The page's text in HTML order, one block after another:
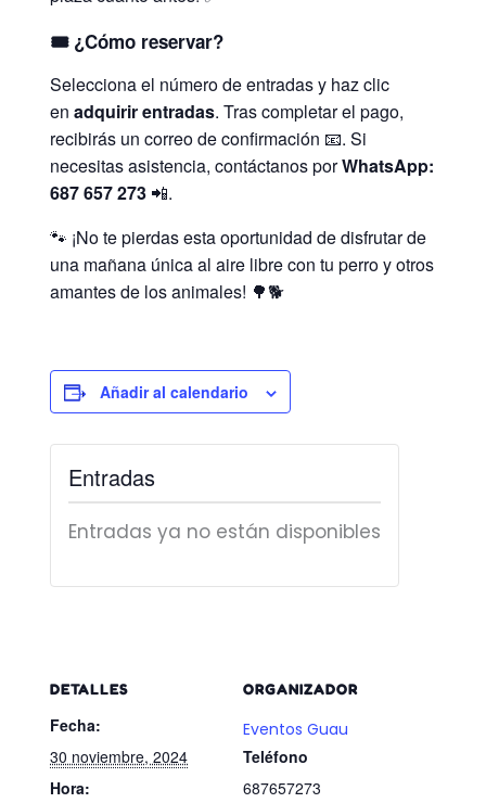
🎟️ ¿Cómo reservar?
Selecciona el número de entradas y haz clic
enadquirir entradas. Tras completar el pago,
recibirás un correo de confirmación 📧. Si
necesitas asistencia, contáctanos porWhatsApp:
687 657 273 📲.
🐾 ¡No te pierdas esta oportunidad de disfrutar de
una mañana única al aire libre con tu perro y otros
amantes de los animales! 🌳🐕
Añadir al calendario
DETALLES
Fecha:
30 noviembre, 2024
Hora:
ORGANIZADOR
Eventos Guau
Teléfono
687657273
Entradas
Entradas ya no están disponibles